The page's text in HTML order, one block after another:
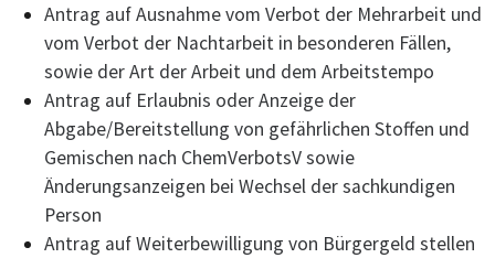
Antrag auf Ausnahme vom Verbot der Mehrarbeit und
vom Verbot der Nachtarbeit in besonderen Fällen,
sowie der Art der Arbeit und dem Arbeitstempo
Antrag auf Erlaubnis oder Anzeige der
Abgabe/Bereitstellung von gefährlichen Stoffen und
Gemischen nach ChemVerbotsV sowie
Änderungsanzeigen bei Wechsel der sachkundigen
Person
Antrag auf Weiterbewilligung von Bürgergeld stellen